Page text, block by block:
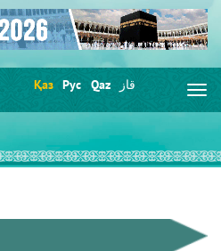
Қаз Рус Qaz قاز